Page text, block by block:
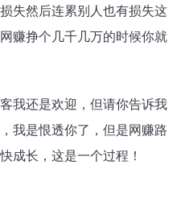
失然后连累别人也有损失这
赚挣个几千几万的时候你就
我还是欢迎，但请你告诉我
我是恨透你了，但是网赚路
成长，这是一个过程！